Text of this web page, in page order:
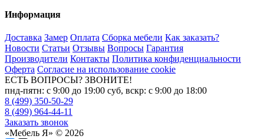
Информация
Доставка Замер Оплата Сборка мебели Как заказать?
Новости Статьи Отзывы Вопросы Гарантия
Производители Контакты Политика конфиденциальности
Оферта Согласие на использование cookie
ЕСТЬ ВОПРОСЫ? ЗВОНИТЕ!
пнд-пятн: с 9:00 до 19:00 суб, вскр: с 9:00 до 18:00
8 (499) 350-50-29
8 (499) 964-44-11
Заказать звонок
«Мебель Я» © 2026